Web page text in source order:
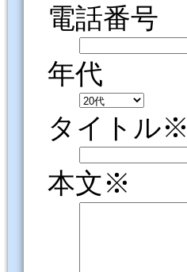
電話番号
年代
タイトル※
本文※